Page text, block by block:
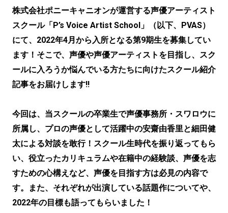
株式会社ポニーキャニオンが運営する声優アーティスト
スクール「P’s Voice Artist School」（以下、PVAS）
にて、2022年4月から入所となる第9期生を募集してい
ます！そこで、声優や声優アーティストを目指し、スク
ールに入ろうか悩んでいる方たちに向けたスクール紹介
記事をお届けします!!
今回は、当スクールの卒業生で声優事務所・スワロウに
所属し、プロの声優として活躍中の安齋由香里と細田健
太による対談を敢行！スクール生時代を振り返ってもら
い、役立ったカリキュラムや在籍中の経験談、声優を志
すための心構えなど、声優を目指す方は必見の内容で
す。また、それぞれが出演している話題作についてや、
2022年の目標も語ってもらいました！